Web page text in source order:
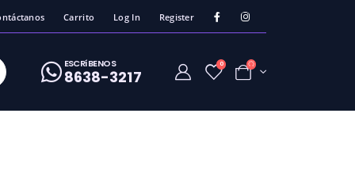
Carrito Log In Register
ESCRíBENOS
8638-3217
0